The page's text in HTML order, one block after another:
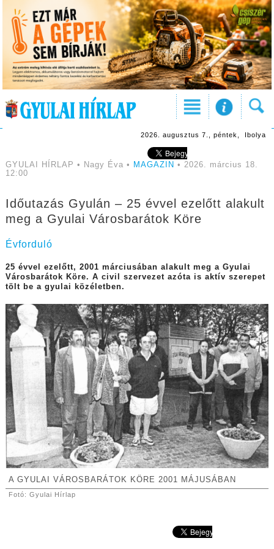
2026. augusztus 7., péntek, Ibolya
GYULAI HÍRLAP • Nagy Éva • MAGAZIN • 2026. március 18.
12:00
Időutazás Gyulán – 25 évvel ezelőtt alakult
meg a Gyulai Városbarátok Köre
Évforduló
25 évvel ezelőtt, 2001 márciusában alakult meg a Gyulai
Városbarátok Köre. A civil szervezet azóta is aktív szerepet
tölt be a gyulai közéletben.
A GYULAI VÁROSBARÁTOK KÖRE 2001 MÁJUSÁBAN
Fotó: Gyulai Hírlap